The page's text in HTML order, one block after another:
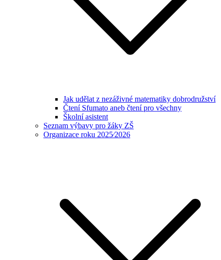
Jak udělat z nezáživné matematiky dobrodružství
Čtení Sfumato aneb čtení pro všechny
Školní asistent
Seznam výbavy pro žáky ZŠ
Organizace roku 2025⁄2026